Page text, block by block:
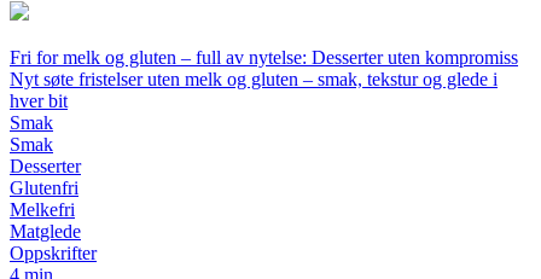
Fri for melk og gluten – full av nytelse: Desserter uten kompromiss
Nyt søte fristelser uten melk og gluten – smak, tekstur og glede i
hver bit
Smak
Smak
Desserter
Glutenfri
Melkefri
Matglede
Oppskrifter